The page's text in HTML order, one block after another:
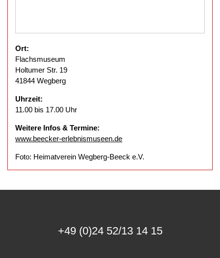
Ort:
Flachsmuseum
Holtumer Str. 19
41844 Wegberg
Uhrzeit:
11.00 bis 17.00 Uhr
Weitere Infos & Termine:
www.beecker-erlebnismuseen.de
Foto: Heimatverein Wegberg-Beeck e.V.
+49 (0)24 52/13 14 15